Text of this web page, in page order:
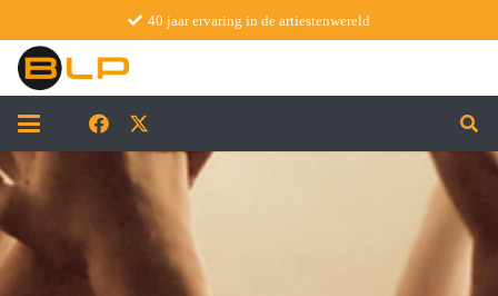
40 jaar ervaring in de artiestenwereld